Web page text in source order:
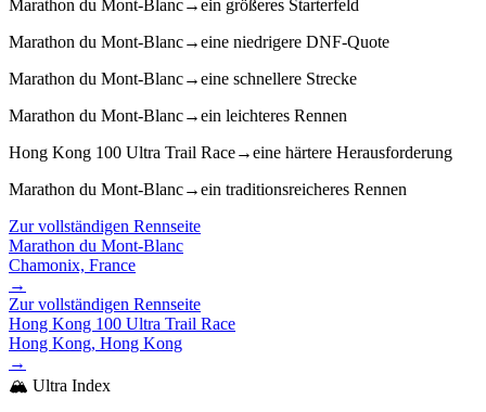
Marathon du Mont-Blanc→ein größeres Starterfeld
Marathon du Mont-Blanc→eine niedrigere DNF-Quote
Marathon du Mont-Blanc→eine schnellere Strecke
Marathon du Mont-Blanc→ein leichteres Rennen
Hong Kong 100 Ultra Trail Race→eine härtere Herausforderung
Marathon du Mont-Blanc→ein traditionsreicheres Rennen
Zur vollständigen Rennseite
Marathon du Mont-Blanc
Chamonix, France
→
Zur vollständigen Rennseite
Hong Kong 100 Ultra Trail Race
Hong Kong, Hong Kong
→
🏔️ Ultra Index